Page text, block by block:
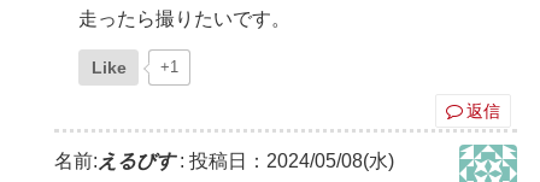
走ったら撮りたいです。
Like +1
返信
名前: えるびす: 投稿日：2024/05/08(水)